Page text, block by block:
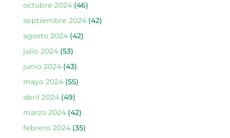
octubre 2024(46)
septiembre 2024(42)
agosto 2024(42)
julio 2024(53)
junio 2024(43)
mayo 2024(55)
abril 2024(49)
marzo 2024(42)
febrero 2024(35)